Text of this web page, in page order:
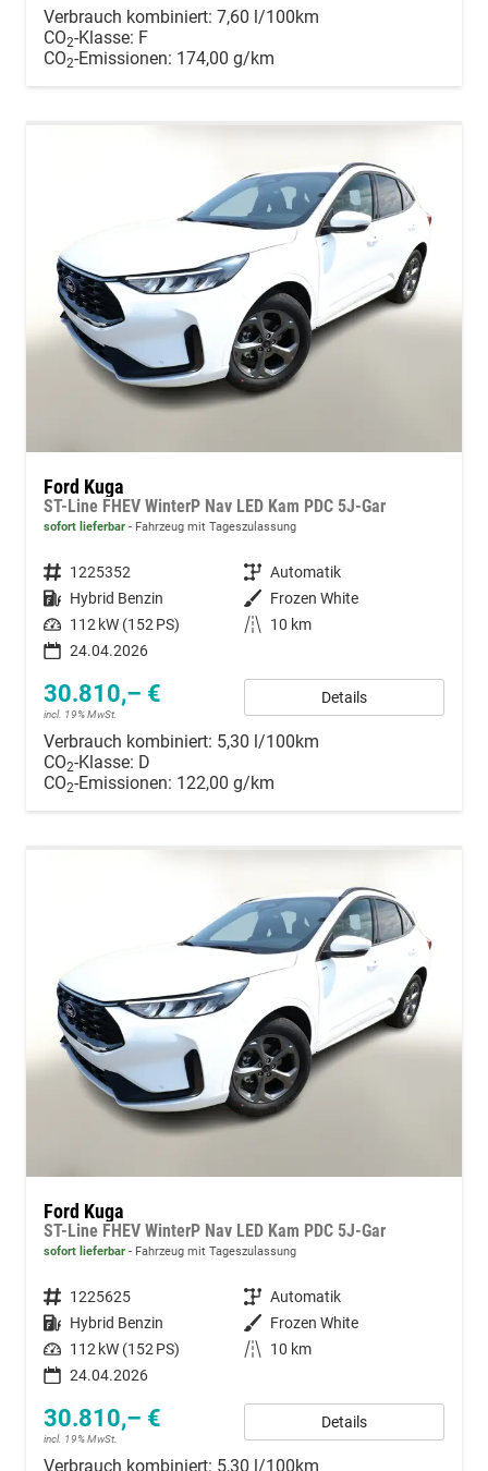
Verbrauch kombiniert: 7,60 l/100km
CO2-Klasse: F
CO2-Emissionen: 174,00 g/km
Ford Kuga
ST-Line FHEV WinterP Nav LED Kam PDC 5J-Gar
sofort lieferbar Fahrzeug mit Tageszulassung
Fahrzeugnummer 1225352 Getriebe Automatik
Kraftstoff Hybrid Benzin Außenfarbe Frozen White
Leistung 112 kW (152 PS) Kilometerstand
10 km
24.04.2026
30.810,– €
incl. 19% MwSt.
Details
Verbrauch kombiniert: 5,30 l/100km
CO2-Klasse: D
CO2-Emissionen: 122,00 g/km
Ford Kuga
ST-Line FHEV WinterP Nav LED Kam PDC 5J-Gar
sofort lieferbar Fahrzeug mit Tageszulassung
Fahrzeugnummer 1225625 Getriebe Automatik
Kraftstoff Hybrid Benzin Außenfarbe Frozen White
Leistung 112 kW (152 PS) Kilometerstand
10 km
24.04.2026
30.810,– €
incl. 19% MwSt.
Details
Verbrauch kombiniert: 5,30 l/100km